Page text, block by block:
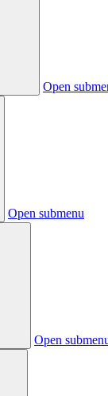
Open
Open submenu
Open